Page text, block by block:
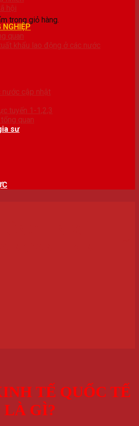
trong giỏ hàng.
hội
NGHIỆP
quan
khẩu lao động ở các nước
nước cập nhật
tuyến 1-1,2,3
quan
sư
TẾ QUỐC TẾ
LÀ GÌ?